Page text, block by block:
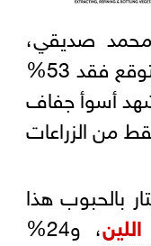
محمد صديقي،
الأسبوع الماضي، إنه من المتوقع فقد 53%
أسوأ جفاف
أن 21% فقط من الزراعات
هكتار بالحبوب هذا
، و24%